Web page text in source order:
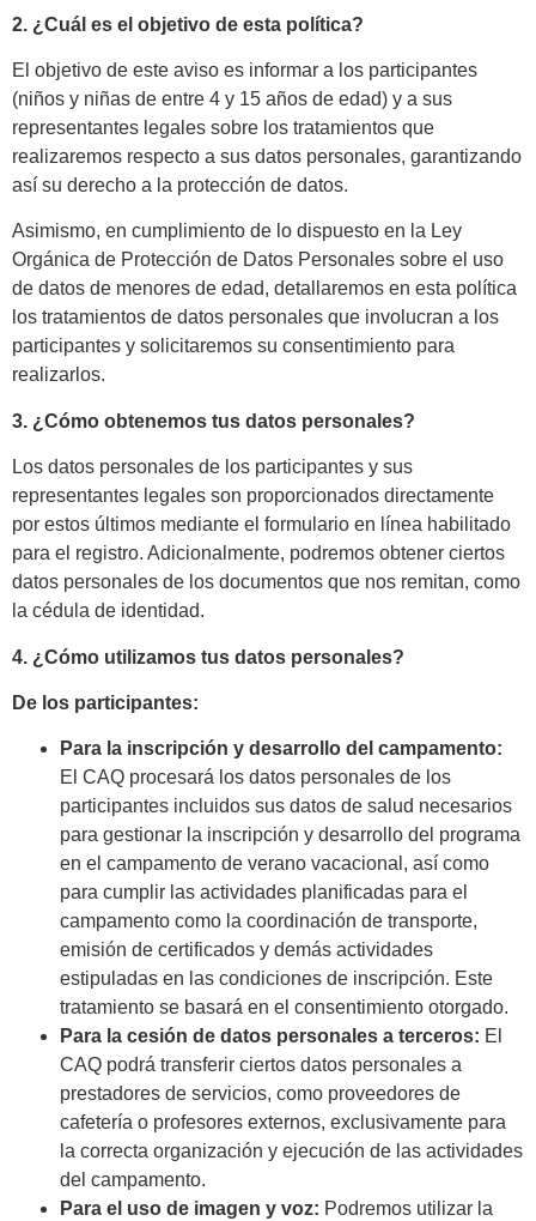
2. ¿Cuál es el objetivo de esta política?
El objetivo de este aviso es informar a los participantes
(niños y niñas de entre 4 y 15 años de edad) y a sus
representantes legales sobre los tratamientos que
realizaremos respecto a sus datos personales, garantizando
así su derecho a la protección de datos.
Asimismo, en cumplimiento de lo dispuesto en la Ley
Orgánica de Protección de Datos Personales sobre el uso
de datos de menores de edad, detallaremos en esta política
los tratamientos de datos personales que involucran a los
participantes y solicitaremos su consentimiento para
realizarlos.
3. ¿Cómo obtenemos tus datos personales?
Los datos personales de los participantes y sus
representantes legales son proporcionados directamente
por estos últimos mediante el formulario en línea habilitado
para el registro. Adicionalmente, podremos obtener ciertos
datos personales de los documentos que nos remitan, como
la cédula de identidad.
4. ¿Cómo utilizamos tus datos personales?
De los participantes:
Para la inscripción y desarrollo del campamento:
El CAQ procesará los datos personales de los
participantes incluidos sus datos de salud necesarios
para gestionar la inscripción y desarrollo del programa
en el campamento de verano vacacional, así como
para cumplir las actividades planificadas para el
campamento como la coordinación de transporte,
emisión de certificados y demás actividades
estipuladas en las condiciones de inscripción. Este
tratamiento se basará en el consentimiento otorgado.
Para la cesión de datos personales a terceros: El
CAQ podrá transferir ciertos datos personales a
prestadores de servicios, como proveedores de
cafetería o profesores externos, exclusivamente para
la correcta organización y ejecución de las actividades
del campamento.
Para el uso de imagen y voz: Podremos utilizar la